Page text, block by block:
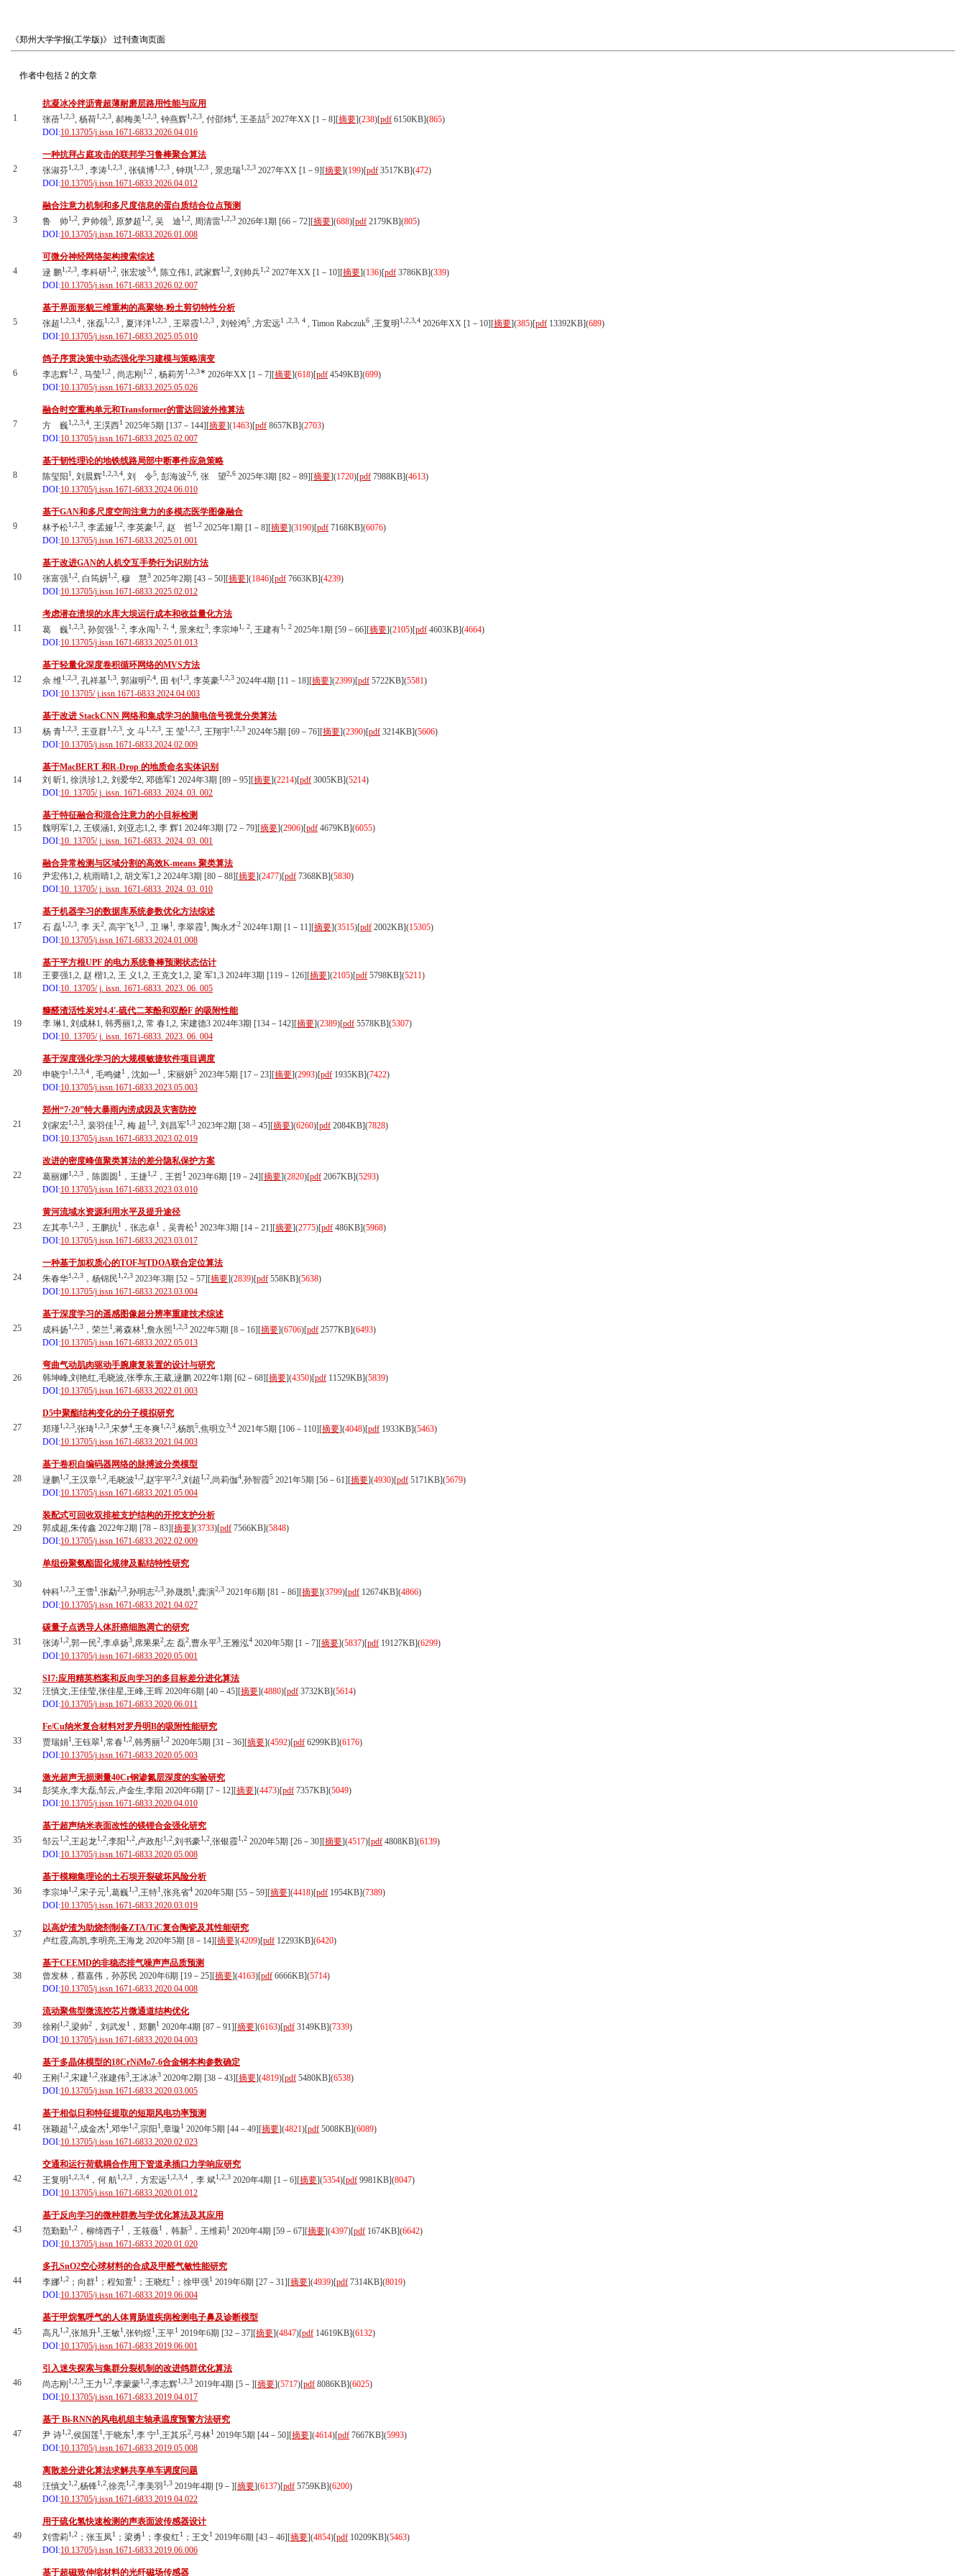
《郑州大学学报(工学版)》 过刊查询页面
作者中包括 2 的文章
1
抗凝冰冷拌沥青超薄耐磨层路用性能与应用
张蓓1,2,3, 杨荷1,2,3, 郝梅美1,2,3, 钟燕辉1,2,3, 付邵炜4, 王圣喆5 2027年XX [1－8][摘要](238)[pdf 6150KB](865)
DOI:10.13705/j.issn.1671-6833.2026.04.016
2
一种抗拜占庭攻击的联邦学习鲁棒聚合算法
张淑芬1,2,3 , 李涛1,2,3 , 张镇博1,2,3 , 钟琪1,2,3 , 景忠瑞1,2,3 2027年XX [1－9][摘要](199)[pdf 3517KB](472)
DOI:10.13705/j.issn.1671-6833.2026.04.012
3
融合注意力机制和多尺度信息的蛋白质结合位点预测
鲁 帅1,2, 尹帅领3, 原梦超1,2, 吴 迪1,2, 周清雷1,2,3 2026年1期 [66－72][摘要](688)[pdf 2179KB](805)
DOI:10.13705/j.issn.1671-6833.2026.01.008
4
可微分神经网络架构搜索综述
逯 鹏1,2,3, 李科研1,2, 张宏坡3,4, 陈立伟1, 武家辉1,2, 刘帅兵1,2 2027年XX [1－10][摘要](136)[pdf 3786KB](339)
DOI:10.13705/j.issn.1671-6833.2026.02.007
5
基于界面形貌三维重构的高聚物-粉土剪切特性分析
张超1,2,3,4 , 张磊1,2,3 , 夏洋洋1,2,3 , 王翠霞1,2,3 , 刘铨鸿5 ,方宏远1 ,2,3, 4 , Timon Rabczuk6 ,王复明 1,2,3,4 2026年XX [1－10][摘要](385)[pdf 13392KB](689)
DOI:10.13705/j.issn.1671-6833.2025.05.010
6
鸽子序贯决策中动态强化学习建模与策略演变
李志辉1,2 , 马莹1,2 , 尚志刚 1,2 , 杨莉芳1,2,3∗ 2026年XX [1－7][摘要](618)[pdf 4549KB](699)
DOI:10.13705/j.issn.1671-6833.2025.05.026
7
融合时空重构单元和Transformer的雷达回波外推算法
方 巍1,2,3,4, 王淏西1 2025年5期 [137－144][摘要](1463)[pdf 8657KB](2703)
DOI:10.13705/j.issn.1671-6833.2025.02.007
8
基于韧性理论的地铁线路局部中断事件应急策略
陈玺阳 1, 刘晨辉1,2,3,4, 刘 令5, 彭海波2,6, 张 望2,6 2025年3期 [82－89][摘要](1720)[pdf 7988KB](4613)
DOI:10.13705/j.issn.1671-6833.2024.06.010
9
基于GAN和多尺度空间注意力的多模态医学图像融合
林予松1,2,3, 李孟娅1,2, 李英豪1,2, 赵 哲1,2 2025年1期 [1－8][摘要](3190)[pdf 7168KB](6076)
DOI:10.13705/j.issn.1671-6833.2025.01.001
10
基于改进GAN的人机交互手势行为识别方法
张富强1,2, 白筠妍1,2, 穆 慧3 2025年2期 [43－50][摘要](1846)[pdf 7663KB](4239)
DOI:10.13705/j.issn.1671-6833.2025.02.012
11
考虑潜在溃坝的水库大坝运行成本和收益量化方法
葛 巍1,2,3, 孙贺强1, 2, 李永闯 1, 2, 4, 景来红3, 李宗坤1, 2, 王建有1, 2 2025年1期 [59－66][摘要](2105)[pdf 4603KB](4664)
DOI:10.13705/j.issn.1671-6833.2025.01.013
12
基于轻量化深度卷积循环网络的MVS方法
佘 维1,2,3, 孔祥基1,3, 郭淑明2,4, 田 钊 1,3, 李英豪1,2,3 2024年4期 [11－18][摘要](2399)[pdf 5722KB](5581)
DOI:10.13705/ j.issn.1671-6833.2024.04.003
13
基于改进 StackCNN 网络和集成学习的脑电信号视觉分类算法
杨 青1,2,3, 王亚群1,2,3, 文 斗1,2,3, 王 莹1,2,3, 王翔宇1,2,3 2024年5期 [69－76][摘要](2390)[pdf 3214KB](5606)
DOI:10.13705/j.issn.1671-6833.2024.02.009
14
基于MacBERT 和R-Drop 的地质命名实体识别
刘 昕1, 徐洪珍1,2, 刘爱华2, 邓德军1 2024年3期 [89－95][摘要](2214)[pdf 3005KB](5214)
DOI:10. 13705/ j. issn. 1671-6833. 2024. 03. 002
15
基于特征融合和混合注意力的小目标检测
魏明军1,2, 王镆涵1, 刘亚志1,2, 李 辉1 2024年3期 [72－79][摘要](2906)[pdf 4679KB](6055)
DOI:10. 13705/ j. issn. 1671-6833. 2024. 03. 001
16
融合异常检测与区域分割的高效K-means 聚类算法
尹宏伟1,2, 杭雨晴1,2, 胡文军1,2 2024年3期 [80－88][摘要](2477)[pdf 7368KB](5830)
DOI:10. 13705/ j. issn. 1671-6833. 2024. 03. 010
17
基于机器学习的数据库系统参数优化方法综述
石 磊1,2,3, 李 天2, 高宇飞1,3 , 卫 琳1, 李翠霞1, 陶永才2 2024年1期 [1－11][摘要](3515)[pdf 2002KB](15305)
DOI:10.13705/j.issn.1671-6833.2024.01.008
18
基于平方根UPF 的电力系统鲁棒预测状态估计
王要强1,2, 赵 楷1,2, 王 义1,2, 王克文1,2, 梁 军1,3 2024年3期 [119－126][摘要](2105)[pdf 5798KB](5211)
DOI:10. 13705/ j. issn. 1671-6833. 2023. 06. 005
19
糠醛渣活性炭对4,4′-硫代二苯酚和双酚F 的吸附性能
李 琳1, 刘成林1, 韩秀丽1,2, 常 春1,2, 宋建德3 2024年3期 [134－142][摘要](2389)[pdf 5578KB](5307)
DOI:10. 13705/ j. issn. 1671-6833. 2023. 06. 004
20
基于深度强化学习的大规模敏捷软件项目调度
申晓宁1,2,3,4 , 毛鸣健1 , 沈如一1 , 宋丽妍5 2023年5期 [17－23][摘要](2993)[pdf 1935KB](7422)
DOI:10.13705/j.issn.1671-6833.2023.05.003
21
郑州“7·20”特大暴雨内涝成因及灾害防控
刘家宏1,2,3, 裴羽佳1,2, 梅 超1,3, 刘昌军1,3 2023年2期 [38－45][摘要](6260)[pdf 2084KB](7828)
DOI:10.13705/j.issn.1671-6833.2023.02.019
22
改进的密度峰值聚类算法的差分隐私保护方案
葛丽娜1,2,3 ，陈圆圆 1 ，王捷1,2 ，王哲1 2023年6期 [19－24][摘要](2820)[pdf 2067KB](5293)
DOI:10.13705/j.issn.1671-6833.2023.03.010
23
黄河流域水资源利用水平及提升途径
左其亭1,2,3 ，王鹏抗1 ，张志卓1 ，吴青松1 2023年3期 [14－21][摘要](2775)[pdf 486KB](5968)
DOI:10.13705/j.issn.1671-6833.2023.03.017
24
一种基于加权质心的TOF与TDOA联合定位算法
朱春华1,2,3 ，杨锦民1,2,3 2023年3期 [52－57][摘要](2839)[pdf 558KB](5638)
DOI:10.13705/j.issn.1671-6833.2023.03.004
25
基于深度学习的遥感图像超分辨率重建技术综述
成科扬1,2,3 ，荣兰1,蒋森林1,詹永照1,2,3 2022年5期 [8－16][摘要](6706)[pdf 2577KB](6493)
DOI:10.13705/j.issn.1671-6833.2022.05.013
26
弯曲气动肌肉驱动手腕康复装置的设计与研究
韩坤峰,刘艳红,毛晓波,张季东,王葳,逯鹏 2022年1期 [62－68][摘要](4350)[pdf 11529KB](5839)
DOI:10.13705/j.issn.1671-6833.2022.01.003
27
D5中聚酯结构变化的分子模拟研究
郑瑾1,2,3,张琦1,2,3,宋梦4,王冬爽1,2,3,杨凯5,焦明立3,4 2021年5期 [106－110][摘要](4048)[pdf 1933KB](5463)
DOI:10.13705/j.issn.1671-6833.2021.04.003
28
基于卷积自编码器网络的脉搏波分类模型
逯鹏1,2,王汉章1,2,毛晓波1,2,赵宇平2,3,刘超1,2,尚莉伽4,孙智霞5 2021年5期 [56－61][摘要](4930)[pdf 5171KB](5679)
DOI:10.13705/j.issn.1671-6833.2021.05.004
29
装配式可回收双排桩支护结构的开挖支护分析
郭成超,朱传鑫 2022年2期 [78－83][摘要](3733)[pdf 7566KB](5848)
DOI:10.13705/j.issn.1671-6833.2022.02.009
30
单组份聚氨酯固化规律及黏结特性研究
钟科1,2,3,王雪1,张勐2,3,孙明志2,3,孙晟凯1,龚演2,3 2021年6期 [81－86][摘要](3799)[pdf 12674KB](4866)
DOI:10.13705/j.issn.1671-6833.2021.04.027
31
碳量子点诱导人体肝癌细胞凋亡的研究
张涛1,2,郭一民2,李卓扬3,席果果2,左 磊2,曹永平3,王雅泓4 2020年5期 [1－7][摘要](5837)[pdf 19127KB](6299)
DOI:10.13705/j.issn.1671-6833.2020.05.001
32
SI7:应用精英档案和反向学习的多目标差分进化算法
汪慎文,王佳莹,张佳星,王峰,王晖 2020年6期 [40－45][摘要](4880)[pdf 3732KB](5614)
DOI:10.13705/j.issn.1671-6833.2020.06.011
33
Fe/Cu纳米复合材料对罗丹明B的吸附性能研究
贾瑞娟1,王钰翠1,常春1,2,韩秀丽1,2 2020年5期 [31－36][摘要](4592)[pdf 6299KB](6176)
DOI:10.13705/j.issn.1671-6833.2020.05.003
34
激光超声无损测量40Cr钢渗氮层深度的实验研究
彭笑永,李大磊,邹云,卢金生,李阳 2020年6期 [7－12][摘要](4473)[pdf 7357KB](5049)
DOI:10.13705/j.issn.1671-6833.2020.04.010
35
基于超声纳米表面改性的镁锂合金强化研究
邹云1,2,王起龙1,2,李阳 1,2,卢政彤1,2,刘书豪1,2,张银霞1,2 2020年5期 [26－30][摘要](4517)[pdf 4808KB](6139)
DOI:10.13705/j.issn.1671-6833.2020.05.008
36
基于模糊集理论的土石坝开裂破坏风险分析
李宗坤1,2,宋子元1,葛巍1,3,王特1,张兆省4 2020年5期 [55－59][摘要](4418)[pdf 1954KB](7389)
DOI:10.13705/j.issn.1671-6833.2020.03.019
37
以高炉渣为助烧剂制备ZTA/TiC复合陶瓷及其性能研究
卢红霞,高凯,李明亮,王海龙 2020年5期 [8－14][摘要](4209)[pdf 12293KB](6420)
38
基于CEEMD的非稳态排气噪声声品质预测
曾发林，蔡嘉伟，孙苏民 2020年6期 [19－25][摘要](4163)[pdf 6666KB](5714)
DOI:10.13705/j.issn.1671-6833.2020.04.008
39
流动聚焦型微流控芯片微通道结构优化
徐刚 1,2,梁帅2 ，刘武发1 ，郑鹏1 2020年4期 [87－91][摘要](6163)[pdf 3149KB](7339)
DOI:10.13705/j.issn.1671-6833.2020.04.003
40
基于多晶体模型的18CrNiMo7-6合金钢本构参数确定
王刚 1,2,宋建1,2,张建伟3,王冰冰3 2020年2期 [38－43][摘要](4819)[pdf 5480KB](6538)
DOI:10.13705/j.issn.1671-6833.2020.03.005
41
基于相似日和特征提取的短期风电功率预测
张颖超1,2,成金杰1,邓华1,2,宗阳 1,章璇1 2020年5期 [44－49][摘要](4821)[pdf 5008KB](6089)
DOI:10.13705/j.issn.1671-6833.2020.02.023
42
交通和运行荷载耦合作用下管道承插口力学响应研究
王复明 1,2,3,4 ，何 航1,2,3 ，方宏远1,2,3,4 ，李 斌1,2,3 2020年4期 [1－6][摘要](5354)[pdf 9981KB](8047)
DOI:10.13705/j.issn.1671-6833.2020.01.012
43
基于反向学习的微种群教与学优化算法及其应用
范勤勤1,2 ，柳缔西子1 ，王筱薇1 ，韩新3 ，王维莉1 2020年4期 [59－67][摘要](4397)[pdf 1674KB](6642)
DOI:10.13705/j.issn.1671-6833.2020.01.020
44
多孔SnO2空心球材料的合成及甲醛气敏性能研究
李娜1,2 ；向群1 ；程知萱1 ；王晓红1 ；徐甲强1 2019年6期 [27－31][摘要](4939)[pdf 7314KB](8019)
DOI:10.13705/j.issn.1671-6833.2019.06.004
45
基于甲烷氢呼气的人体胃肠道疾病检测电子鼻及诊断模型
高凡1,2,张旭升1,王敏1,张钧煜1,王平1 2019年6期 [32－37][摘要](4847)[pdf 14619KB](6132)
DOI:10.13705/j.issn.1671-6833.2019.06.001
46
引入迷失探索与集群分裂机制的改进鸽群优化算法
尚志刚 1,2,3,王力1,2,李蒙蒙1,2,李志辉1,2,3 2019年4期 [5－][摘要](5717)[pdf 8086KB](6025)
DOI:10.13705/j.issn.1671-6833.2019.04.017
47
基于 Bi-RNN的风电机组主轴承温度预警方法研究
尹 诗1,2,侯国莲1,于晓东1,李 宁1,王其乐2,弓林1 2019年5期 [44－50][摘要](4614)[pdf 7667KB](5993)
DOI:10.13705/j.issn.1671-6833.2019.05.008
48
离散差分进化算法求解共享单车调度问题
汪慎文1,2,杨锋1,2,徐亮1,2,李美羽 1,3 2019年4期 [9－][摘要](6137)[pdf 5759KB](6200)
DOI:10.13705/j.issn.1671-6833.2019.04.022
49
用于硫化氢快速检测的声表面波传感器设计
刘雪莉1,2 ；张玉凤1 ；梁勇1 ；李俊红1 ；王文1 2019年6期 [43－46][摘要](4854)[pdf 10209KB](5463)
DOI:10.13705/j.issn.1671-6833.2019.06.006
基于超磁致伸缩材料的光纤磁场传感器